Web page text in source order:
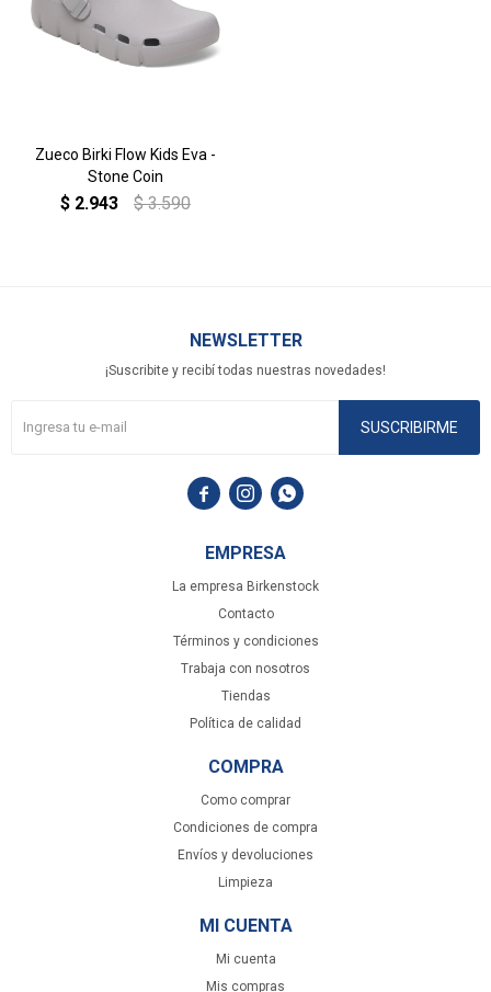
Zueco Birki Flow Kids Eva -
Stone Coin
$ 2.943 $ 3.590
EMPRESA
La empresa Birkenstock
Contacto
Términos y condiciones
Trabaja con nosotros
Tiendas
Política de calidad
COMPRA
Como comprar
Condiciones de compra
Envíos y devoluciones
Limpieza
MI CUENTA
Mi cuenta
Mis compras
NEWSLETTER
¡Suscribite y recibí todas nuestras novedades!
SUSCRIBIRME
  